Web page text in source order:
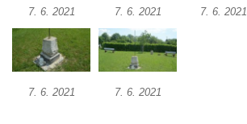
Boží muka v Plavu
Kříž u Obrázku severovýchodně od
Práchně
7. 6. 2021 7. 6. 2021 7. 6. 2021
7. 6. 2021 7. 6. 2021